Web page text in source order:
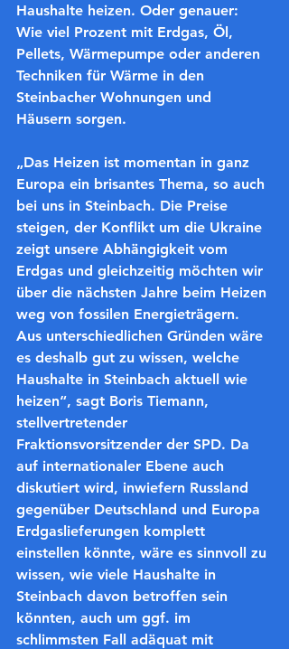
Haushalte heizen. Oder genauer:
Wie viel Prozent mit Erdgas, Öl,
Pellets, Wärmepumpe oder anderen
Techniken für Wärme in den
Steinbacher Wohnungen und
Häusern sorgen.
„Das Heizen ist momentan in ganz
Europa ein brisantes Thema, so auch
bei uns in Steinbach. Die Preise
steigen, der Konflikt um die Ukraine
zeigt unsere Abhängigkeit vom
Erdgas und gleichzeitig möchten wir
über die nächsten Jahre beim Heizen
weg von fossilen Energieträgern.
Aus unterschiedlichen Gründen wäre
es deshalb gut zu wissen, welche
Haushalte in Steinbach aktuell wie
heizen“, sagt Boris Tiemann,
stellvertretender
Fraktionsvorsitzender der SPD. Da
auf internationaler Ebene auch
diskutiert wird, inwiefern Russland
gegenüber Deutschland und Europa
Erdgaslieferungen komplett
einstellen könnte, wäre es sinnvoll zu
wissen, wie viele Haushalte in
Steinbach davon betroffen sein
könnten, auch um ggf. im
schlimmsten Fall adäquat mit